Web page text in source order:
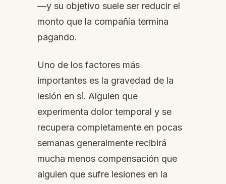
—y su objetivo suele ser reducir el
monto que la compañía termina
pagando.
Uno de los factores más
importantes es la gravedad de la
lesión en sí. Alguien que
experimenta dolor temporal y se
recupera completamente en pocas
semanas generalmente recibirá
mucha menos compensación que
alguien que sufre lesiones en la